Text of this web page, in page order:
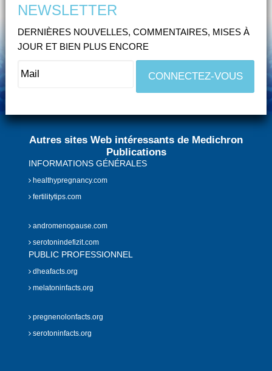
NEWSLETTER
DERNIÈRES NOUVELLES, COMMENTAIRES, MISES À
JOUR ET BIEN PLUS ENCORE
Autres sites Web intéressants de Medichron
Publications
INFORMATIONS GÉNÉRALES
healthypregnancy.com
fertilitytips.com
andromenopause.com
serotonindefizit.com
PUBLIC PROFESSIONNEL
dheafacts.org
melatoninfacts.org
pregnenolonfacts.org
serotoninfacts.org